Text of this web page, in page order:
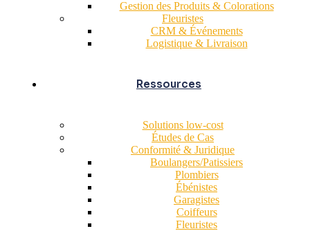
Gestion des Produits & Colorations
Fleuristes
CRM & Événements
Logistique & Livraison
Ressources
Solutions low-cost
Études de Cas
Conformité & Juridique
Boulangers/Patissiers
Plombiers
Ébénistes
Garagistes
Coiffeurs
Fleuristes